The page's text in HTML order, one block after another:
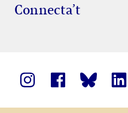
Connecta’t